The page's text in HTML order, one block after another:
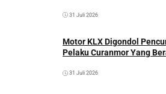
31 Juli 2026
Motor KLX Digondol
Pelaku Curanmor Yang
31 Juli 2026